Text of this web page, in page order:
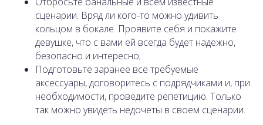
сценарии. Вряд ли кого-то можно удивить
кольцом в бокале. Проявите себя и покажите
девушке, что с вами ей всегда будет надежно,
безопасно и интересно;
Подготовьте заранее все требуемые
аксессуары, договоритесь с подрядчиками и, при
необходимости, проведите репетицию. Только
так можно увидеть недочеты в своем сценарии.